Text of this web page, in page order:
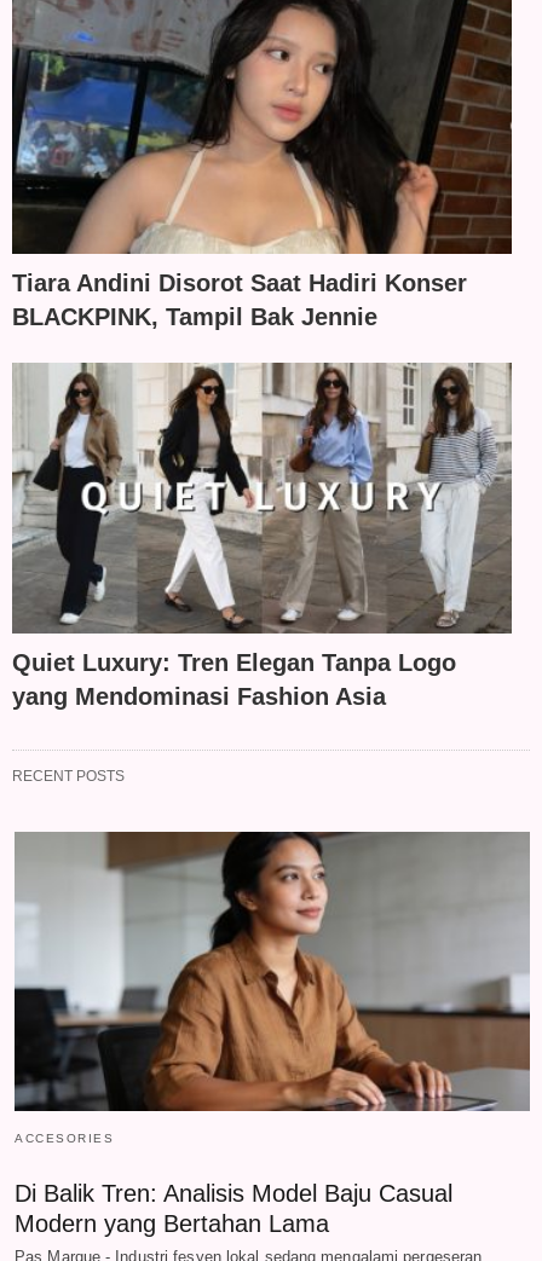
Tiara Andini Disorot Saat Hadiri Konser
BLACKPINK, Tampil Bak Jennie
Quiet Luxury: Tren Elegan Tanpa Logo
yang Mendominasi Fashion Asia
RECENT POSTS
ACCESORIES
Di Balik Tren: Analisis Model Baju Casual
Modern yang Bertahan Lama
Pas Marque - Industri fesyen lokal sedang mengalami pergeseran